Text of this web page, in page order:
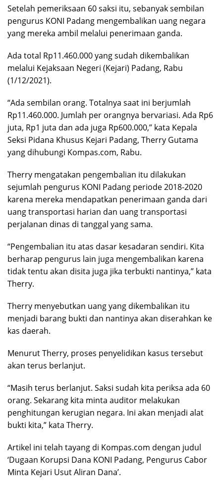
Setelah pemeriksaan 60 saksi itu, sebanyak sembilan
pengurus KONI Padang mengembalikan uang negara
yang mereka ambil melalui penerimaan ganda.
Ada total Rp11.460.000 yang sudah dikembalikan
melalui Kejaksaan Negeri (Kejari) Padang, Rabu
(1/12/2021).
“Ada sembilan orang. Totalnya saat ini berjumlah
Rp11.460.000. Jumlah per orangnya bervariasi. Ada Rp6
juta, Rp1 juta dan ada juga Rp600.000,” kata Kepala
Seksi Pidana Khusus Kejari Padang, Therry Gutama
yang dihubungi Kompas.com, Rabu.
Therry mengatakan pengembalian itu dilakukan
sejumlah pengurus KONI Padang periode 2018-2020
karena mereka mendapatkan penerimaan ganda dari
uang transportasi harian dan uang transportasi
perjalanan dinas di tanggal yang sama.
“Pengembalian itu atas dasar kesadaran sendiri. Kita
berharap pengurus lain juga mengembalikan karena
tidak tentu akan disita juga jika terbukti nantinya,” kata
Therry.
Therry menyebutkan uang yang dikembalikan itu
menjadi barang bukti dan nantinya akan diserahkan ke
kas daerah.
Menurut Therry, proses penyelidikan kasus tersebut
akan terus berlanjut.
“Masih terus berlanjut. Saksi sudah kita periksa ada 60
orang. Sekarang kita minta auditor melakukan
penghitungan kerugian negara. Ini akan menjadi alat
bukti kita,” kata Therry.
Artikel ini telah tayang di Kompas.com dengan judul
‘Dugaan Korupsi Dana KONI Padang, Pengurus Cabor
Minta Kejari Usut Aliran Dana’.